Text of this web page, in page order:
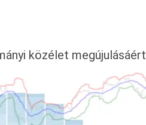
közélet megújulásáért